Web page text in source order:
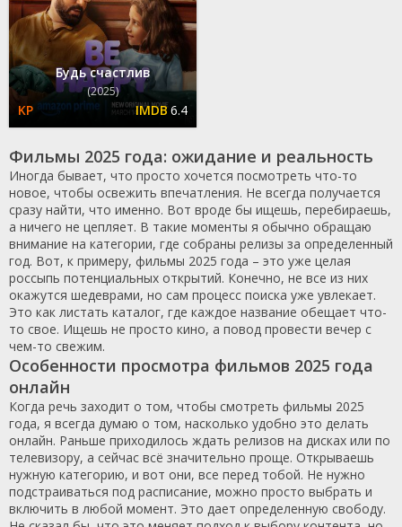
Будь счастлив
(2025)
6.4
Фильмы 2025 года: ожидание и реальность
Иногда бывает, что просто хочется посмотреть что-то
новое, чтобы освежить впечатления. Не всегда получается
сразу найти, что именно. Вот вроде бы ищешь, перебираешь,
а ничего не цепляет. В такие моменты я обычно обращаю
внимание на категории, где собраны релизы за определенный
год. Вот, к примеру, фильмы 2025 года – это уже целая
россыпь потенциальных открытий. Конечно, не все из них
окажутся шедеврами, но сам процесс поиска уже увлекает.
Это как листать каталог, где каждое название обещает что-
то свое. Ищешь не просто кино, а повод провести вечер с
чем-то свежим.
Особенности просмотра фильмов 2025 года
онлайн
Когда речь заходит о том, чтобы смотреть фильмы 2025
года, я всегда думаю о том, насколько удобно это делать
онлайн. Раньше приходилось ждать релизов на дисках или по
телевизору, а сейчас всё значительно проще. Открываешь
нужную категорию, и вот они, все перед тобой. Не нужно
подстраиваться под расписание, можно просто выбрать и
включить в любой момент. Это дает определенную свободу.